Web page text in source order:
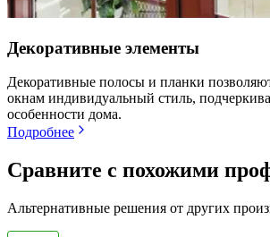
Декоративные элементы
Декоративные полосы и планки
окнам индивидуальный стиль,
особенности дома.
Подробнее
Сравните с похожими
Альтернативные решения от других